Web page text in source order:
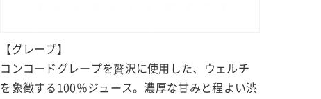
【グレープ】
コンコードグレープを贅沢に使用した、ウェルチ
を象徴する100％ジュース。濃厚な甘みと程よい渋